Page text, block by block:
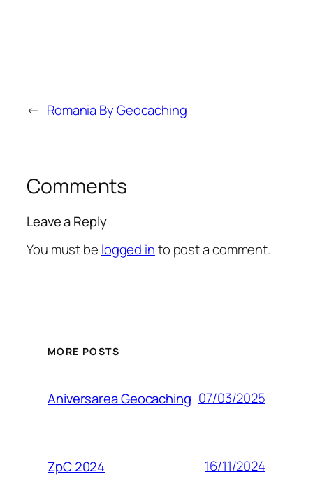
← Romania By Geocaching
Comments
Leave a Reply
You must be logged into post a comment.
MORE POSTS
Aniversarea Geocaching 07/03/2025
ZpC 2024 16/11/2024